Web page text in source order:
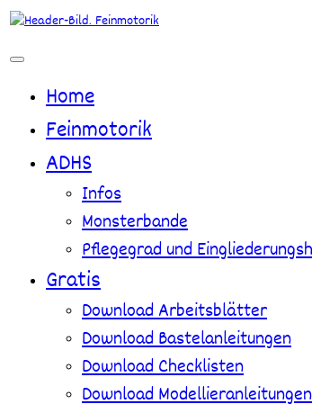
Zum
springen
Home
Feinmotorik
ADHS
Infos
Monsterbande
Pflegegrad und
Gratis
Download Arbeitsblätter
Download Bastelanleitungen
Download Checklisten
Download Modellieranleitungen